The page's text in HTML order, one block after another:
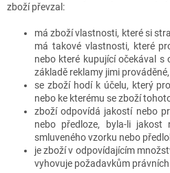
zboží převzal:
má zboží vlastnosti, které si
má takové vlastnosti, které
nebo které kupující očekával s
základě reklamy jimi prováděné,
se zboží hodí k účelu, který
nebo ke kterému se zboží
zboží odpovídá jakostí nebo
nebo předloze, byla-li jakost
smluveného vzorku nebo
je zboží v odpovídajícím
vyhovuje požadavkům